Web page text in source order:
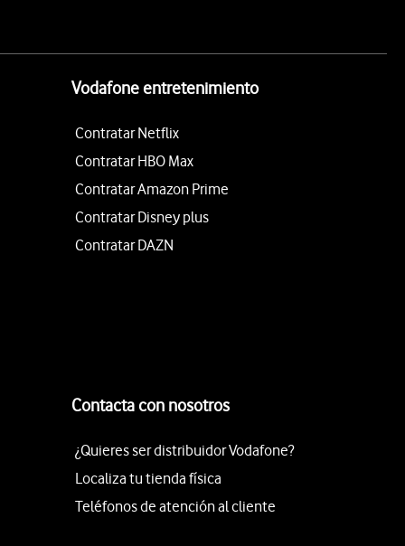
Vodafone entretenimiento
Contratar Netflix
Contratar HBO Max
Contratar Amazon Prime
Contratar Disney plus
Contratar DAZN
Contacta con nosotros
¿Quieres ser distribuidor Vodafone?
Localiza tu tienda física
Teléfonos de atención al cliente